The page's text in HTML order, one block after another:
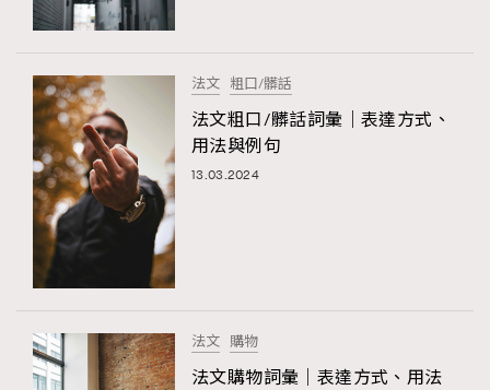
法文 粗口/髒話
法文粗口/髒話詞彙｜表達方式、
用法與例句
13.03.2024
法文 購物
法文購物詞彙｜表達方式、用法